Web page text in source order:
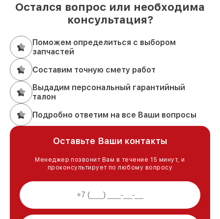
Остался вопрос или необходима
консультация?
Поможем определиться с выбором
запчастей
Составим точную смету работ
Выдадим персональный гарантийный
талон
Подробно ответим на все Ваши вопросы
Оставьте Ваши контакты
Менеджер позвонит Вам в течение 15 минут, и
проконсультирует по любому вопросу